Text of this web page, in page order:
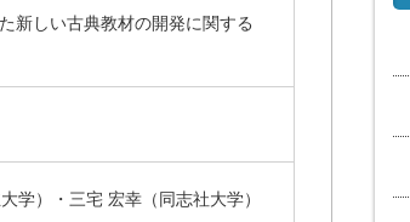
新しい古典教材の開発に関する
）・三宅 宏幸（同志社大学）